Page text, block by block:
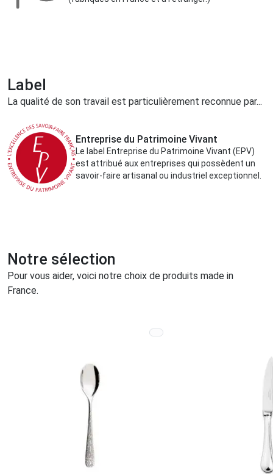
Label
La qualité de son travail est particulièrement reconnue par...
Entreprise du Patrimoine Vivant
Le label Entreprise du Patrimoine Vivant (EPV)
est attribué aux entreprises qui possèdent un
savoir-faire artisanal ou industriel exceptionnel.
Notre sélection
Pour vous aider, voici notre choix de produits made in
France.